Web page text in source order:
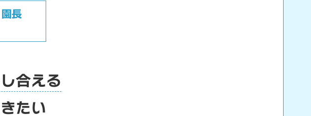
長
合える
たい